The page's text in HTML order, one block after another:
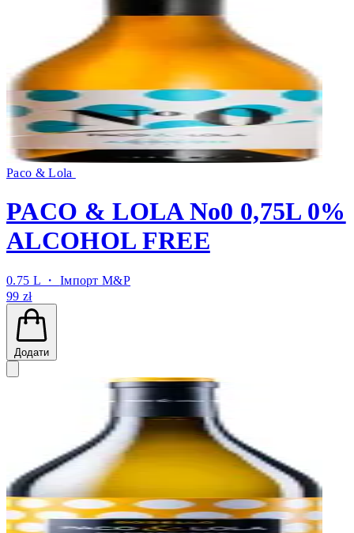
Paco & Lola
PACO & LOLA No0 0,75L 0%
ALCOHOL FREE
0.75 L ・ Імпорт M&P
99 zł
Додати